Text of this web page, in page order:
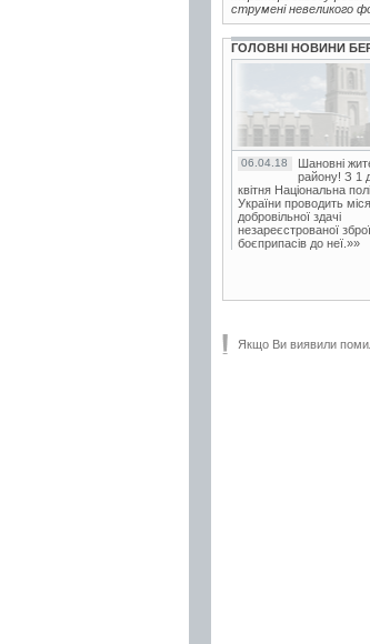
струмені невеликого
ГОЛОВНІ НОВИНИ
06.04.18
Шановні
району! З 1
квітня Національна
України проводить
добровільної здачі
незареєстрованої
боєприпасів до неї.»»
Якщо Ви виявили